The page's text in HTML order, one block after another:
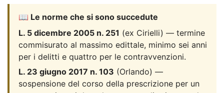
📖 Le norme che si sono succedute
L. 5 dicembre 2005 n. 251 (ex Cirielli) — termine
commisurato al massimo edittale, minimo sei anni
per i delitti e quattro per le contravvenzioni.
L. 23 giugno 2017 n. 103 (Orlando) —
sospensione del corso della prescrizione per un